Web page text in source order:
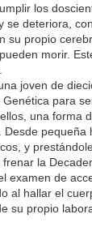
los
se deteriora,
su propio
morir.
joven de
para
una forma
pequeña
y
la
examen de
al hallar el
su propio